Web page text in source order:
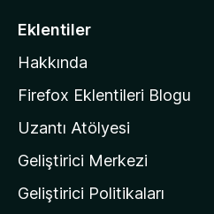
i
l
a
n
ı
n
Eklentiler
Hakkında
Firefox Eklentileri Blogu
Uzantı Atölyesi
Geliştirici Merkezi
Geliştirici Politikaları